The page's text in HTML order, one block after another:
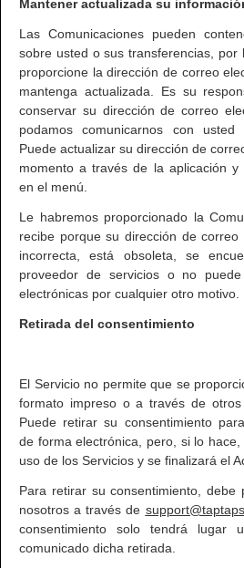
Mantener actualizada su
Las Comunicaciones pueden
sobre usted o sus transferencias,
proporcione la dirección de correo
mantenga actualizada. Es su
conservar su dirección de correo
podamos comunicarnos con usted
Puede actualizar su dirección de
momento a través de la aplicación y
en el menú.
Le habremos proporcionado la
recibe porque su dirección de
incorrecta, está obsoleta, se
proveedor de servicios o no puede
electrónicas por cualquier otro motivo.
Retirada del consentimiento
El Servicio no permite que se
formato impreso o a través de otros
Puede retirar su consentimiento
de forma electrónica, pero, si lo
uso de los Servicios y se finalizará el
Para retirar su consentimiento, debe
nosotros a través de
consentimiento solo tendrá lugar
comunicado dicha retirada.